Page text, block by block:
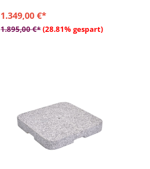
1.349,00 €*
1.895,00 €* (28.81% gespart)
In den Warenkorb